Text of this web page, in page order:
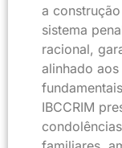
a
sistema
racional,
alinhado
IBCCRIM